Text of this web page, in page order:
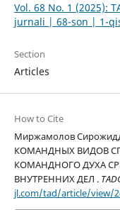
Vol. 68 No. 1 (2025):
jurnali | 68-son | 1-
Section
Articles
How to Cite
Миржамолов
КОМАНДНЫХ ВИДОВ
КОМАНДНОГО ДУХА
ВНУТРЕННИХ ДЕЛ .
jl.com/tad/article/view/